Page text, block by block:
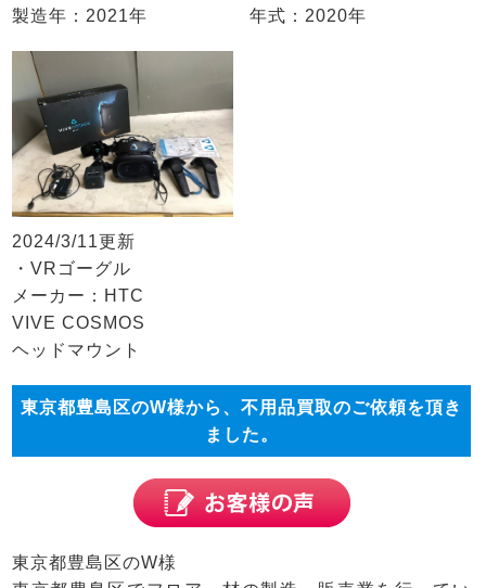
製造年：2021年
年式：2020年
2024/3/11更新
・VRゴーグル
メーカー：HTC
VIVE COSMOS
ヘッドマウント
東京都豊島区のW様から、不用品買取のご依頼を頂き
ました。
東京都豊島区のW様